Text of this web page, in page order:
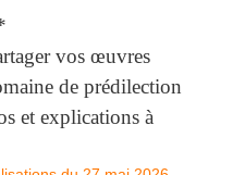
vos œuvres
de prédilection
et explications à